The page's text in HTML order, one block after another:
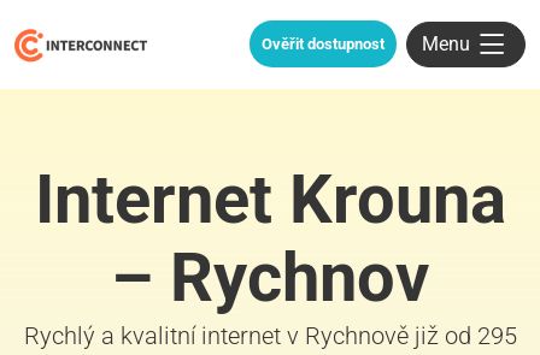
Ověřit dostupnost Menu
Internet Krouna
– Rychnov
Rychlý a kvalitní internet v Rychnově již od 295